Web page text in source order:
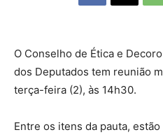
O Conselho de Ética e
dos Deputados tem reunião
terça-feira (2), às 14h30.
Entre os itens da pauta,